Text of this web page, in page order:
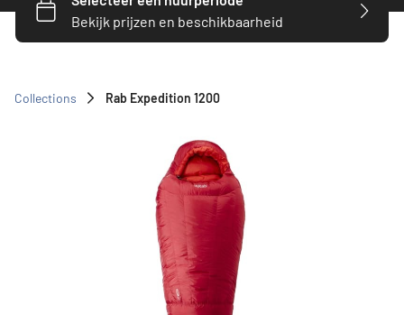
Dames
Collections Rab Expedition 1200